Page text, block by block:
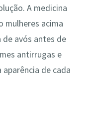
A medicina
mulheres acima
de avós antes de
antirrugas e
de cada